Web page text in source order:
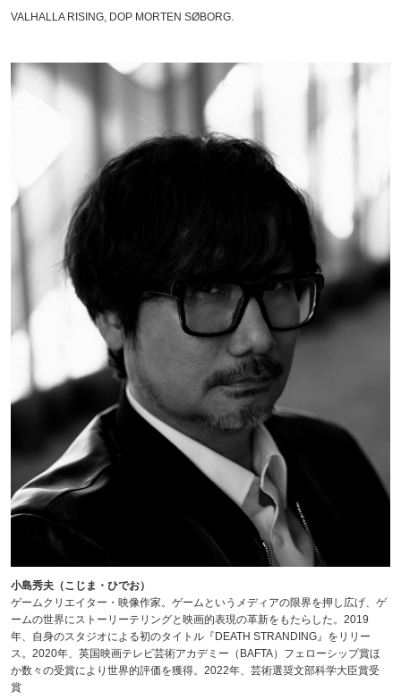
VALHALLA RISING, DOP MORTEN SØBORG.
小島秀夫（こじま・ひでお）
ゲームクリエイター・映像作家。ゲームというメディアの限界を押し広げ、ゲ
ームの世界にストーリーテリングと映画的表現の革新をもたらした。2019
年、自身のスタジオによる初のタイトル『DEATH STRANDING』をリリー
ス。2020年、英国映画テレビ芸術アカデミー（BAFTA）フェローシップ賞ほ
か数々の受賞により世界的評価を獲得。2022年、芸術選奨文部科学大臣賞受
賞